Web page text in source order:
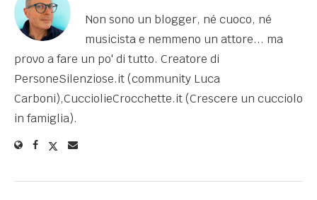
Non sono un blogger, né cuoco, né
musicista e nemmeno un attore... ma
provo a fare un po' di tutto. Creatore di
PersoneSilenziose.it (community Luca
Carboni),CucciolieCrocchette.it (Crescere un cucciolo
in famiglia).